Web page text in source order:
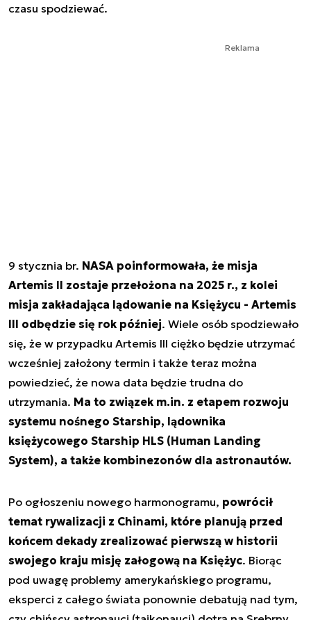
czasu spodziewać.
Reklama
9 stycznia br. NASA poinformowała, że misja
Artemis II zostaje przełożona na 2025 r., z kolei
misja zakładająca lądowanie na Księżycu - Artemis
III odbędzie się rok później. Wiele osób spodziewało
się, że w przypadku Artemis III ciężko będzie utrzymać
wcześniej założony termin i także teraz można
powiedzieć, że nowa data będzie trudna do
utrzymania. Ma to związek m.in. z etapem rozwoju
systemu nośnego Starship, lądownika
księżycowego Starship HLS (Human Landing
System), a także kombinezonów dla astronautów.
Po ogłoszeniu nowego harmonogramu, powrócił
temat rywalizacji z Chinami, które planują przed
końcem dekady zrealizować pierwszą w historii
swojego kraju misję załogową na Księżyc. Biorąc
pod uwagę problemy amerykańskiego programu,
eksperci z całego świata ponownie debatują nad tym,